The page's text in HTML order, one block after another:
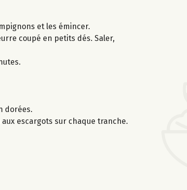
et les émincer.
coupé en petits dés. Saler,
dorées.
escargots sur chaque tranche.